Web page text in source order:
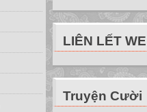
LIÊN LẾT
Truyện Cười